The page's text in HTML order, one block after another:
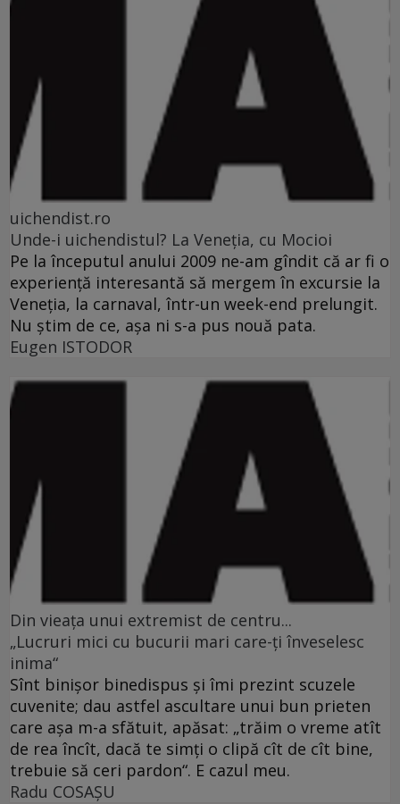
uichendist.ro
Unde-i uichendistul? La Veneţia, cu Mocioi
Pe la începutul anului 2009 ne-am gîndit că ar fi o
experienţă interesantă să mergem în excursie la
Veneţia, la carnaval, într-un week-end prelungit.
Nu ştim de ce, aşa ni s-a pus nouă pata.
Eugen ISTODOR
Din vieaţa unui extremist de centru...
„Lucruri mici cu bucurii mari care-ţi înveselesc
inima“
Sînt binişor binedispus şi îmi prezint scuzele
cuvenite; dau astfel ascultare unui bun prieten
care aşa m-a sfătuit, apăsat: „trăim o vreme atît
de rea încît, dacă te simţi o clipă cît de cît bine,
trebuie să ceri pardon“. E cazul meu.
Radu COSAŞU